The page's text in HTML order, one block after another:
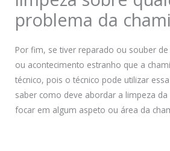
problema da
Por fim, se tiver reparado ou souber
ou acontecimento estranho que a
técnico, pois o técnico pode utilizar
saber como deve abordar a limpeza da
focar em algum aspeto ou área da